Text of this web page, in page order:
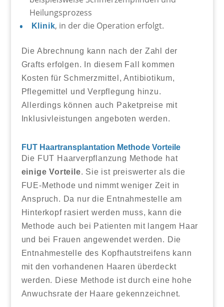
Heilungsprozess
Klinik, in der die Operation erfolgt.
Die Abrechnung kann nach der Zahl der
Grafts erfolgen. In diesem Fall kommen
Kosten für Schmerzmittel, Antibiotikum,
Pflegemittel und Verpflegung hinzu.
Allerdings können auch Paketpreise mit
Inklusivleistungen angeboten werden.
FUT Haartransplantation Methode Vorteile
Die FUT Haarverpflanzung Methode hat
einige Vorteile. Sie ist preiswerter als die
FUE-Methode und nimmt weniger Zeit in
Anspruch. Da nur die Entnahmestelle am
Hinterkopf rasiert werden muss, kann die
Methode auch bei Patienten mit langem Haar
und bei Frauen angewendet werden. Die
Entnahmestelle des Kopfhautstreifens kann
mit den vorhandenen Haaren überdeckt
werden. Diese Methode ist durch eine hohe
Anwuchsrate der Haare gekennzeichnet.